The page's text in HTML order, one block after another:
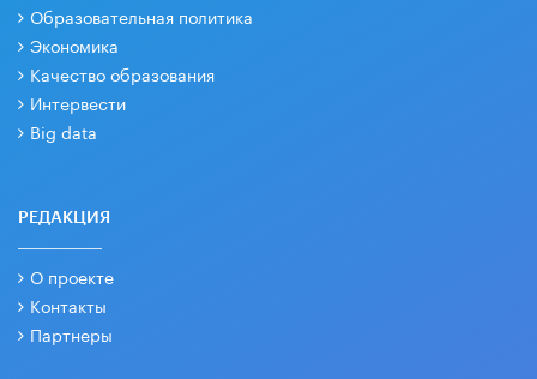
Образовательная политика
Экономика
Качество образования
Интервести
Big data
РЕДАКЦИЯ
О проекте
Контакты
Партнеры